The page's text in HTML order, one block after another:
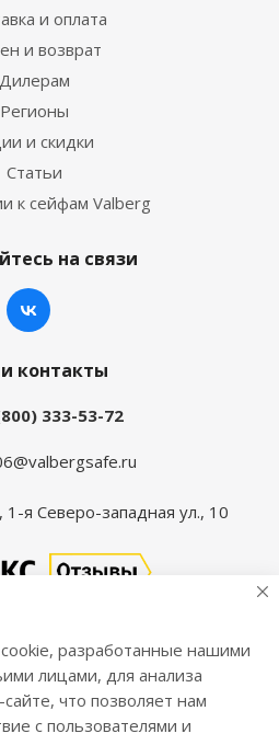
и оплата
и возврат
Дилерам
Регионы
и скидки
Статьи
к сейфам Valberg
на связи
контакты
333-53-72
1-я Северо-западная ул., 10
— Интернет-магазин
мебели Практик.
и офиса, металлических
разработанные нашими
лицами, для анализа
что позволяет нам
с пользователями и